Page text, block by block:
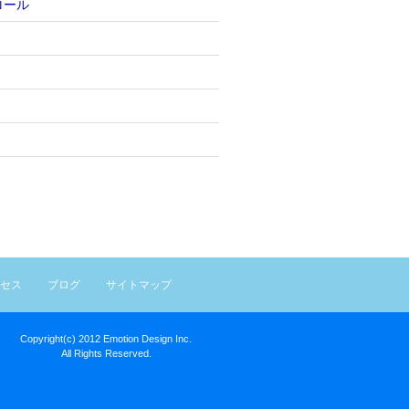
ール
ス ブログ サイトマップ
Copyright(c) 2012 Emotion Design Inc.
All Rights Reserved.